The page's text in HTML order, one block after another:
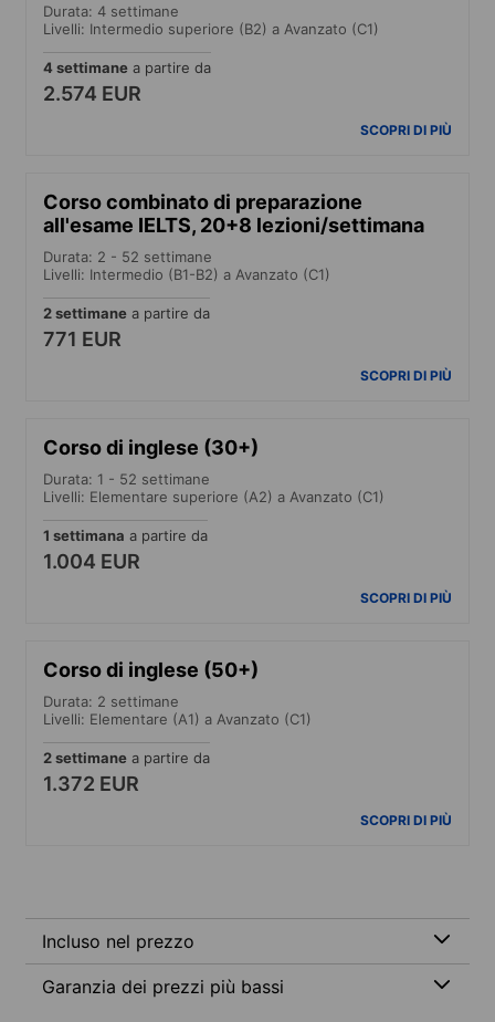
Durata: 4 settimane
Livelli: Intermedio superiore (B2) a Avanzato (C1)
4 settimane a partire da
2.574 EUR
SCOPRI DI PIÙ
Corso combinato di preparazione
all'esame IELTS, 20+8 lezioni/settimana
Durata: 2 - 52 settimane
Livelli: Intermedio (B1-B2) a Avanzato (C1)
2 settimane a partire da
771 EUR
SCOPRI DI PIÙ
Corso di inglese (30+)
Durata: 1 - 52 settimane
Livelli: Elementare superiore (A2) a Avanzato (C1)
1 settimana a partire da
1.004 EUR
SCOPRI DI PIÙ
Corso di inglese (50+)
Durata: 2 settimane
Livelli: Elementare (A1) a Avanzato (C1)
2 settimane a partire da
1.372 EUR
SCOPRI DI PIÙ
Incluso nel prezzo
Garanzia dei prezzi più bassi